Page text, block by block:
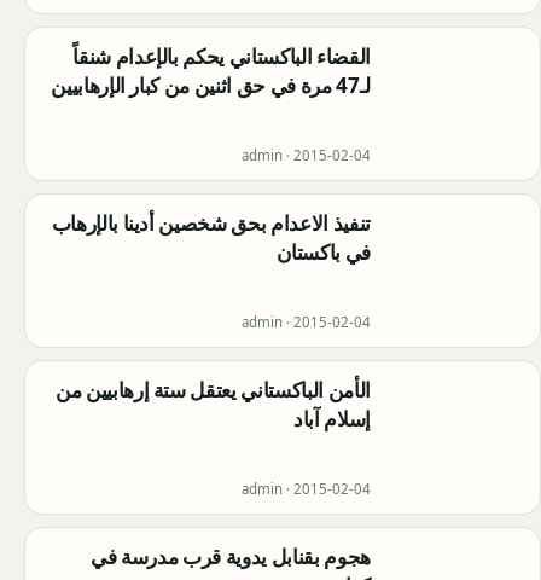
القضاء الباكستاني يحكم بالإعدام شنقاً
لـ47 مرة في حق اثنين من كبار الإرهابيين
admin · 2015-02-04
تنفيذ الاعدام بحق شخصين أدينا بالإرهاب
في باكستان
admin · 2015-02-04
الأمن الباكستاني يعتقل ستة إرهابيين من
إسلام آباد
admin · 2015-02-04
هجوم بقنابل يدوية قرب مدرسة في